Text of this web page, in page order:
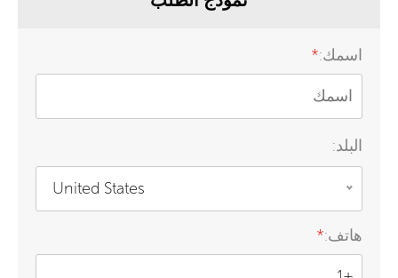
اسمك:*
البلد:
United States
هاتف:*